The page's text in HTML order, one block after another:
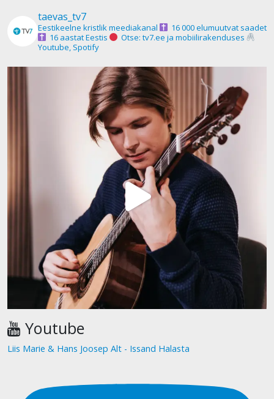
taevas_tv7
Eestikeelne kristlik meediakanal
16 000 elumuutvat saadet
16 aastat Eestis
Otse: tv7.ee ja mobiilirakenduses
Youtube, Spotify
Youtube
Liis Marie & Hans Joosep Alt - Issand Halasta